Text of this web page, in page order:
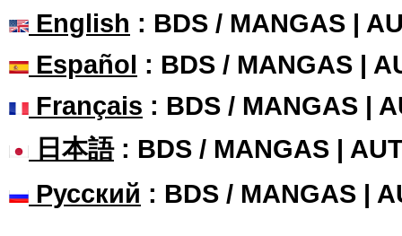
English : BDS / MANGAS |
Español : BDS / MANGAS |
Français : BDS / MANGAS |
日本語: BDS / MANGAS |
Русский : BDS / MANGAS |